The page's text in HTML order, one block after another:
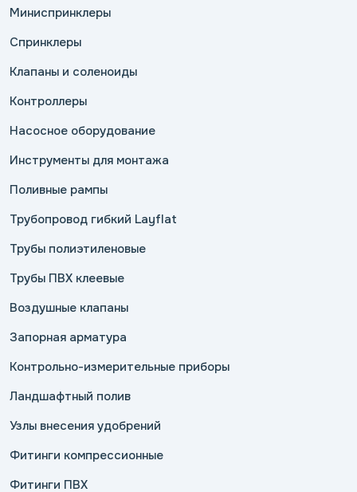
Миниспринклеры
Спринклеры
Клапаны и соленоиды
Контроллеры
Насосное оборудование
Инструменты для монтажа
Поливные рампы
Трубопровод гибкий Layflat
Трубы полиэтиленовые
Трубы ПВХ клеевые
Воздушные клапаны
Запорная арматура
Контрольно-измерительные приборы
Ландшафтный полив
Узлы внесения удобрений
Фитинги компрессионные
Фитинги ПВХ